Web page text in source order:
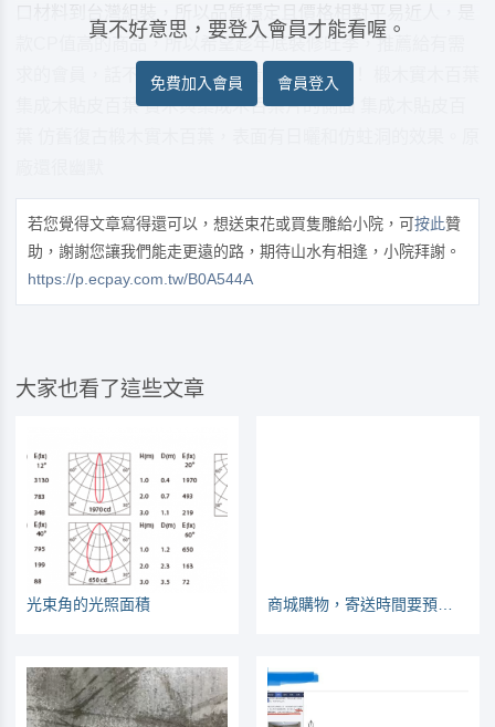
款CP值高的商品，所以希望趁年底裝修旺季，推薦給有需
求的會員，話不多說，直接來看樣品側拍吧！ 椴木實木百葉
集成木貼皮百葉 實木與集成木百葉片的側面 集成木貼皮百
真不好意思，要登入會員才能看喔。
免費加入會員 會員登入
若您覺得文章寫得還可以，想送束花或買隻雕給小院，可按此贊
助，謝謝您讓我們能走更遠的路，期待山水有相逢，小院拜謝。
https://p.ecpay.com.tw/B0A544A
大家也看了這些文章
光束角的光照面積